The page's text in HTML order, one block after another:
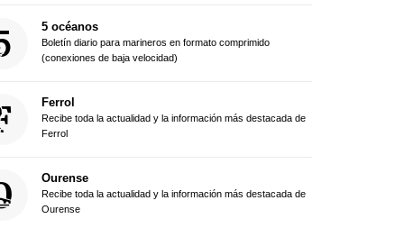
5 océanos
Boletín diario para marineros en formato comprimido
(conexiones de baja velocidad)
Ferrol
Recibe toda la actualidad y la información más destacada de
Ferrol
Ourense
Recibe toda la actualidad y la información más destacada de
Ourense